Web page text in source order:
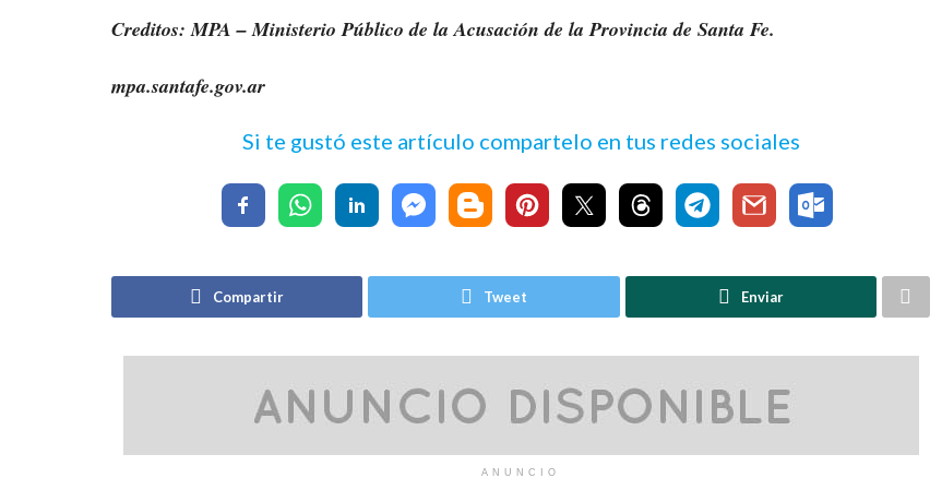
Creditos: MPA – Ministerio Público de la Acusación de la Provincia de Santa Fe.
mpa.santafe.gov.ar
Si te gustó este artículo compartelo en tus redes sociales
Compartir Tweet Enviar
ANUNCIO